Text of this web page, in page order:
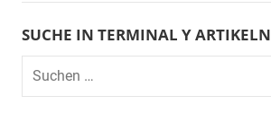
SUCHE IN TERMINAL Y ARTIKELN
Suchen
nach: